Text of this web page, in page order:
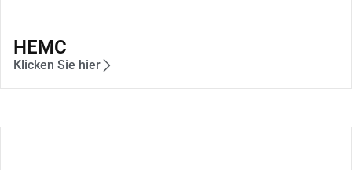
HEMC
Klicken Sie hier